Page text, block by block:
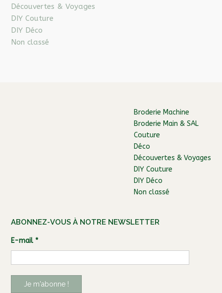
Découvertes & Voyages
DIY Couture
DIY Déco
Non classé
Broderie Machine
Broderie Main & SAL
Couture
Déco
Découvertes & Voyages
DIY Couture
DIY Déco
Non classé
ABONNEZ-VOUS À NOTRE NEWSLETTER
E-mail *